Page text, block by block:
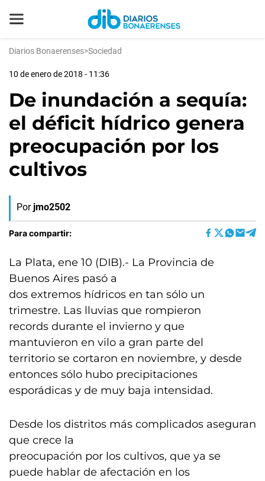
Diarios Bonaerenses>Sociedad
10 de enero de 2018 - 11:36
De inundación a sequía:
el déficit hídrico genera
preocupación por los
cultivos
Por jmo2502
Para compartir:
La Plata, ene 10 (DIB).- La Provincia de
Buenos Aires pasó a
dos extremos hídricos en tan sólo un
trimestre. Las lluvias que rompieron
records durante el invierno y que
mantuvieron en vilo a gran parte del
territorio se cortaron en noviembre, y desde
entonces sólo hubo precipitaciones
esporádicas y de muy baja intensidad.
Desde los distritos más complicados aseguran
que crece la
preocupación por los cultivos, que ya se
puede hablar de afectación en los